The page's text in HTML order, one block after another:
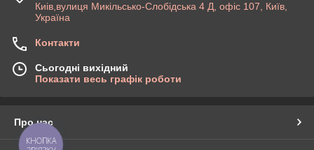
Киів,вулиця Микільсько-Слобідська 4 Д, офіс 107, Київ,
Україна
Контакти
Сьогодні вихідний
Показати весь графік роботи
Про нас
КНОПКА